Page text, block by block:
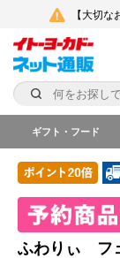
【大切
ギフト・フード
ふわりぃ フ